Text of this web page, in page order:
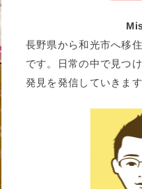
長野県から和光市へ移
です。日常の中で見つ
発見を発信していきます